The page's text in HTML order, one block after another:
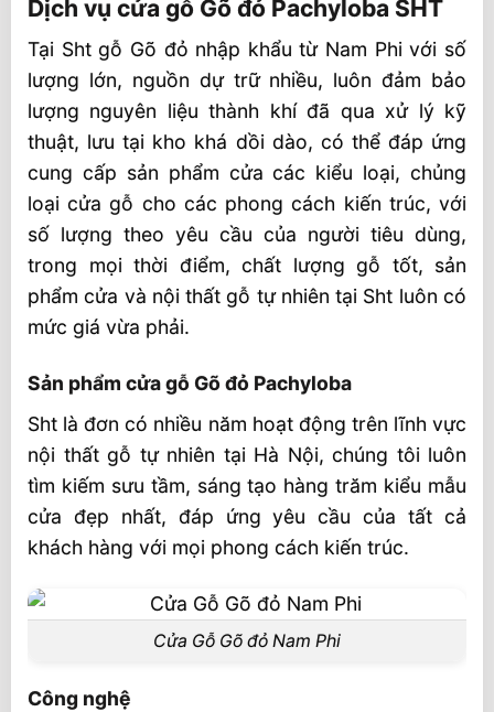
Dịch vụ cửa gỗ Gõ đỏ Pachyloba SHT
Tại Sht gỗ Gõ đỏ nhập khẩu từ Nam Phi với số
lượng lớn, nguồn dự trữ nhiều, luôn đảm bảo
lượng nguyên liệu thành khí đã qua xử lý kỹ
thuật, lưu tại kho khá dồi dào, có thể đáp ứng
cung cấp sản phẩm cửa các kiểu loại, chủng
loại cửa gỗ cho các phong cách kiến trúc, với
số lượng theo yêu cầu của người tiêu dùng,
trong mọi thời điểm, chất lượng gỗ tốt, sản
phẩm cửa và nội thất gỗ tự nhiên tại Sht luôn có
mức giá vừa phải.
Sản phẩm cửa gỗ Gõ đỏ Pachyloba
Sht là đơn có nhiều năm hoạt động trên lĩnh vực
nội thất gỗ tự nhiên tại Hà Nội, chúng tôi luôn
tìm kiếm sưu tầm, sáng tạo hàng trăm kiểu mẫu
cửa đẹp nhất, đáp ứng yêu cầu của tất cả
khách hàng với mọi phong cách kiến trúc.
Cửa Gỗ Gõ đỏ Nam Phi
Công nghệ